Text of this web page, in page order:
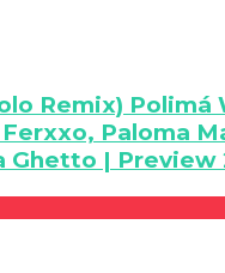
Remix) Polimá
Paloma
Ghetto | Preview